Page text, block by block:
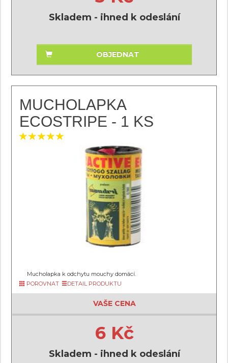
Skladem - ihned k odeslání
OBJEDNAT
MUCHOLAPKA
ECOSTRIPE - 1 KS
Mucholapka k odchytu mouchy domácí.
POROVNAT
DETAIL PRODUKTU
VAŠE CENA
6 Kč
Skladem - ihned k odeslání